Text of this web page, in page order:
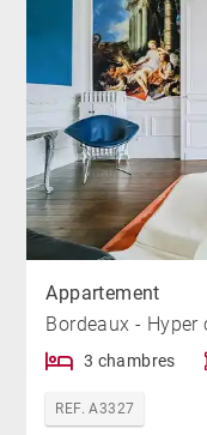
Appartement
Bordeaux - Hyper
3 chambres
REF. A3327